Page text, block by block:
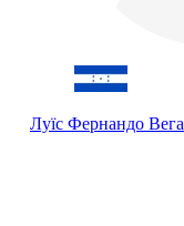
Луїс Фернандо Вега